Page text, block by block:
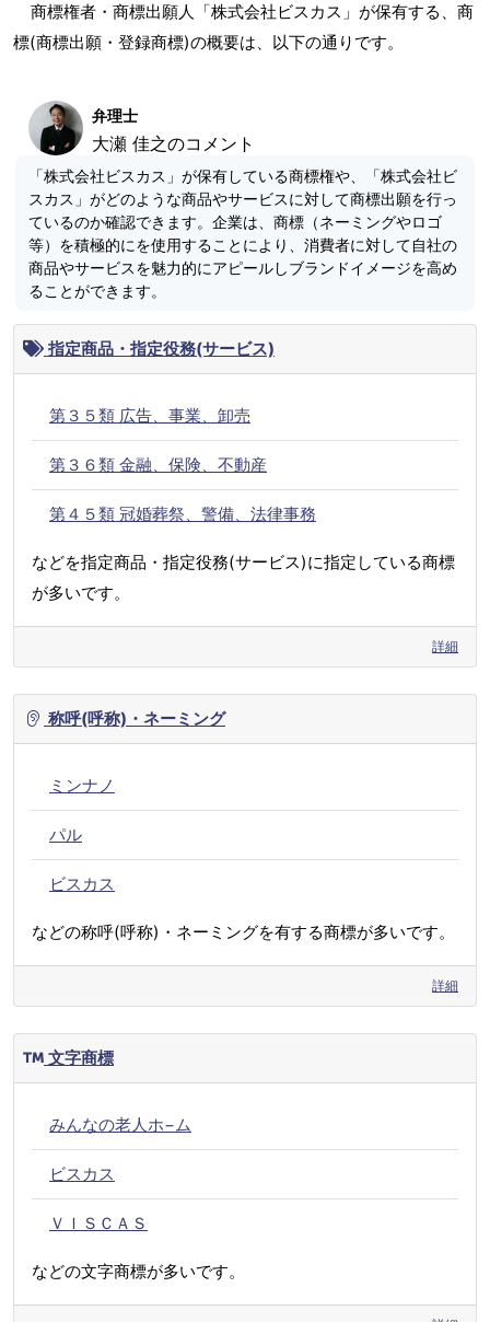
商標権者・商標出願人「株式会社ビスカス」が保有する、商
標(商標出願・登録商標)の概要は、以下の通りです。
弁理士
大瀬 佳之のコメント
「株式会社ビスカス」が保有している商標権や、「株式会社ビ
スカス」がどのような商品やサービスに対して商標出願を行っ
ているのか確認できます。企業は、商標（ネーミングやロゴ
等）を積極的にを使用することにより、消費者に対して自社の
商品やサービスを魅力的にアピールしブランドイメージを高め
ることができます。
指定商品・指定役務(サービス)
第３５類 広告、事業、卸売
第３６類 金融、保険、不動産
第４５類 冠婚葬祭、警備、法律事務
などを指定商品・指定役務(サービス)に指定している商標
が多いです。
詳細
称呼(呼称)・ネーミング
ミンナノ
パル
ビスカス
などの称呼(呼称)・ネーミングを有する商標が多いです。
詳細
文字商標
みんなの老人ホ−ム
ビスカス
ＶＩＳＣＡＳ
などの文字商標が多いです。